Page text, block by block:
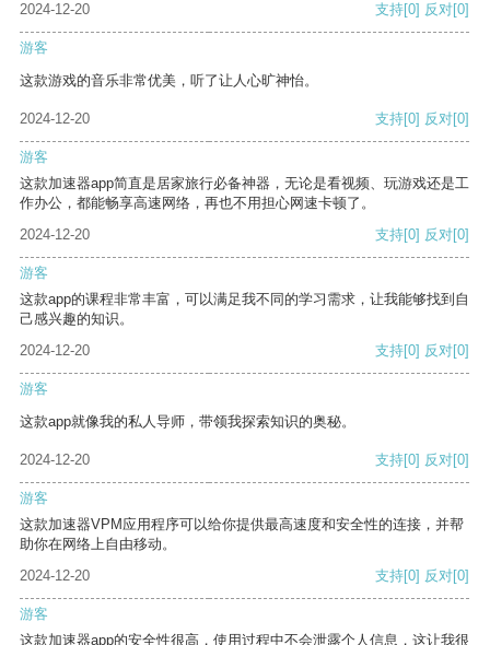
2024-12-20 支持[0] 反对[0]
游客
这款游戏的音乐非常优美，听了让人心旷神怡。
2024-12-20 支持[0] 反对[0]
游客
这款加速器app简直是居家旅行必备神器，无论是看视频、玩游戏还是工
作办公，都能畅享高速网络，再也不用担心网速卡顿了。
2024-12-20
支持[0] 反对[0]
游客
这款app的课程非常丰富，可以满足我不同的学习需求，让我能够找到自
己感兴趣的知识。
2024-12-20
支持[0] 反对[0]
游客
这款app就像我的私人导师，带领我探索知识的奥秘。
2024-12-20 支持[0] 反对[0]
游客
这款加速器VPM应用程序可以给你提供最高速度和安全性的连接，并帮
助你在网络上自由移动。
2024-12-20
支持[0] 反对[0]
游客
这款加速器app的安全性很高，使用过程中不会泄露个人信息，这让我很